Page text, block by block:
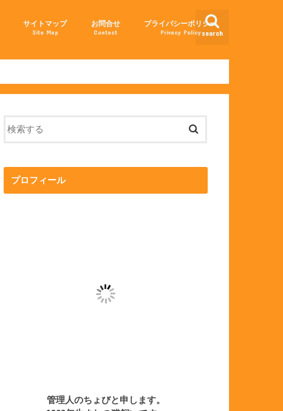
search
サイトマップ
Site Map
お問合せ
Contact
プライバシーポリシー
Privacy Policy
プロフィール
管理人のちょびと申します。